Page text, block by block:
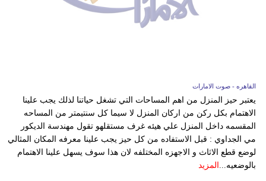
القاهره - صوت الامارات
يعتبر حيز المنزل من اهم المساحات التي تشغل حياتنا لذلك يجب علينا
الاهتمام بكل ركن من اركان المنزل لا سيما كل سنتيمتر من المساحه
المقسمه داخل المنزل علي هيئه غرف مستقلهو تقول مهندسة الديكور
مي الجداوي : قبل الاستفاده من كل حيز يجب علينا معرفه المكان المثالي
لوضع قطع الاثاث و الاجهزه المختلفه لان هذا سوف يسهل علينا الاهتمام
بالوضعيه... المزيد